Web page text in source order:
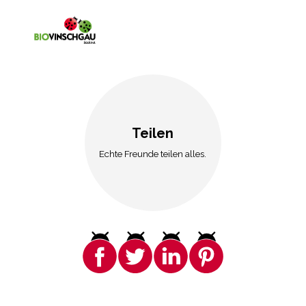
Teilen
Echte Freunde teilen alles.